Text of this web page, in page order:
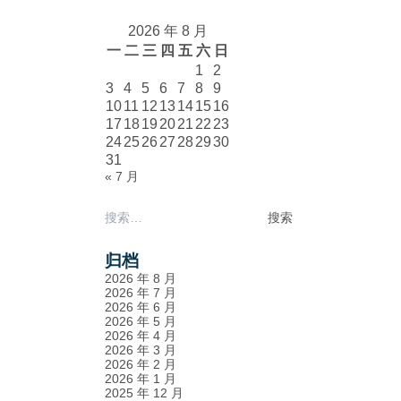
2026 年 8 月
一 二 三 四 五 六 日
1
2
3
4 5 6 7 8
9
1011 12 13141516
17 1819 2021 22 23
24252627 282930
31
« 7 月
搜
归档
2026 年 8 月
2026 年 7 月
2026 年 6 月
2026 年 5 月
2026 年 4 月
2026 年 3 月
2026 年 2 月
2026 年 1 月
2025 年 12 月